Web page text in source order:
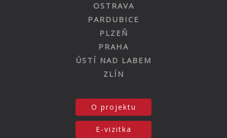
OSTRAVA
PARDUBICE
PLZEŇ
PRAHA
ÚSTÍ NAD LABEM
ZLÍN
O projektu
E-vizitka